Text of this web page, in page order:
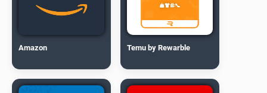
Amazon Temu by Rewarble